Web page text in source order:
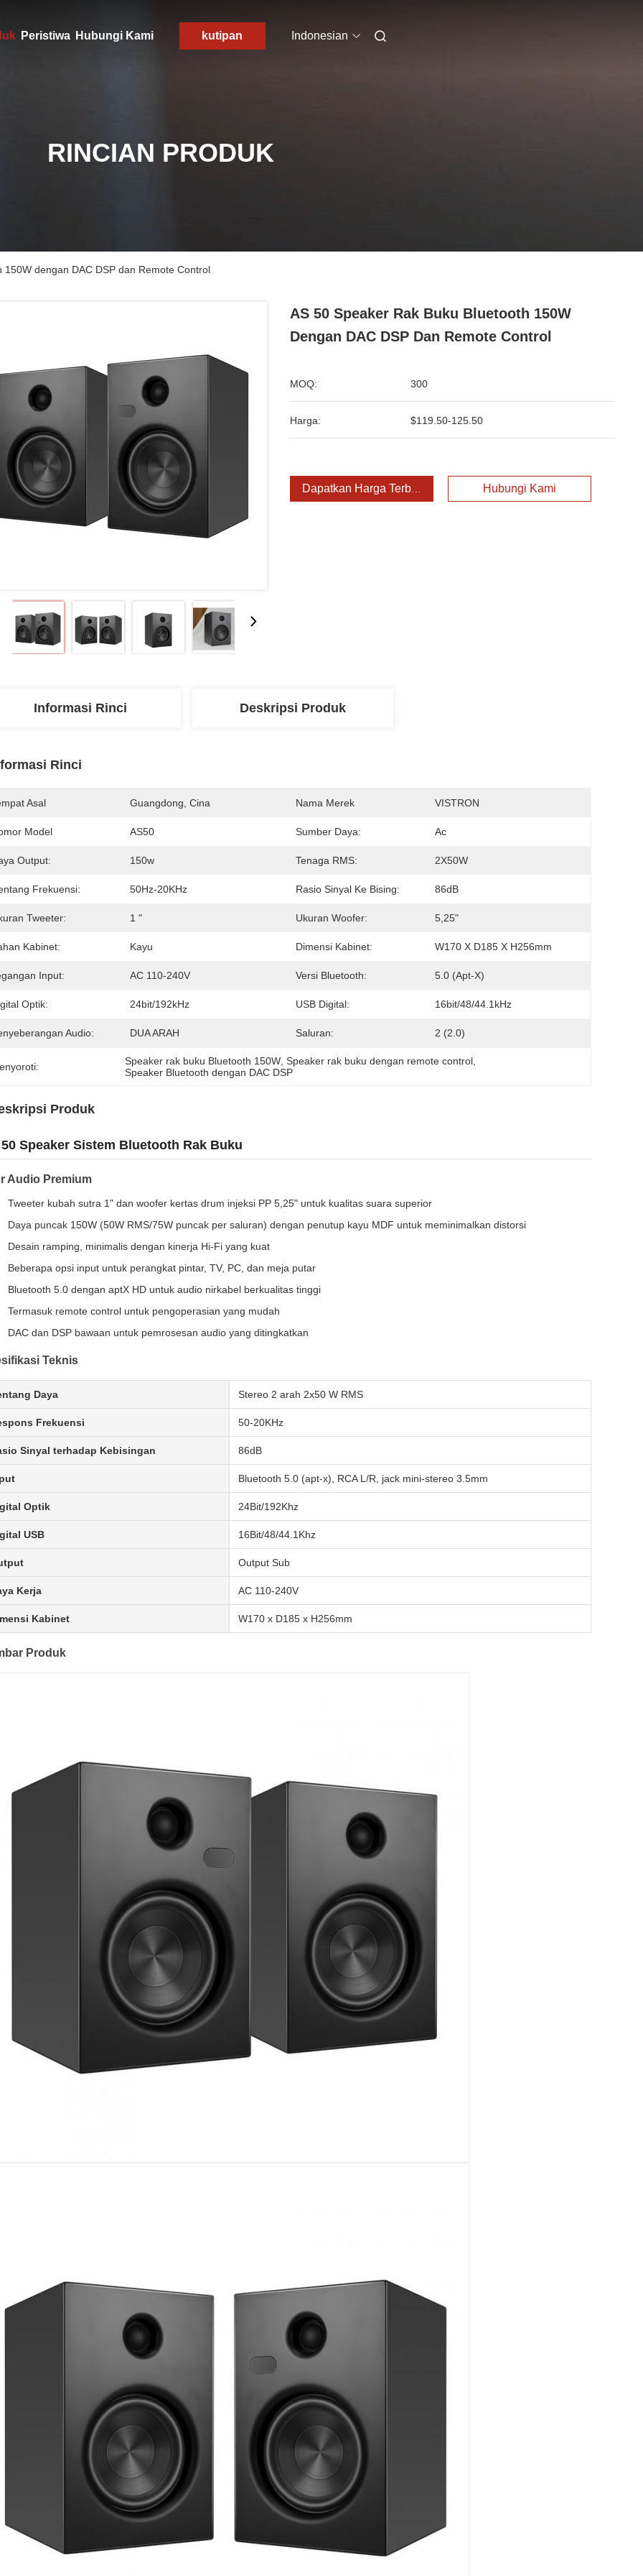
Peristiwa Hubungi Kami kutipan Indonesian
RINCIAN PRODUK
dengan DAC DSP dan Remote Control
AS 50 Speaker Rak Buku Bluetooth 150W
Dengan DAC DSP Dan Remote Control
MOQ: 300
Harga: $119.50-125.50
Dapatkan Harga Terbaik Hubungi Kami
Informasi Rinci Deskripsi Produk
Rinci
Asal Guangdong, Cina Nama Merek VISTRON
Model AS50 Sumber Daya: Ac
Output: 150w Tenaga RMS: 2X50W
Frekuensi: 50Hz-20KHz Rasio Sinyal Ke Bising: 86dB
Tweeter: 1 " Ukuran Woofer: 5,25"
Kabinet: Kayu Dimensi Kabinet: W170 X D185 X H256mm
Input: AC 110-240V Versi Bluetooth: 5.0 (apt-X)
Optik: 24bit/192kHz USB Digital: 16bit/48/44.1kHz
Audio: DUA ARAH Saluran: 2 (2.0)
Speaker rak buku Bluetooth 150W , Speaker rak buku dengan remote control
Speaker Bluetooth dengan DAC DSP
Produk
Speaker Sistem Bluetooth Rak Buku
Audio Premium
Tweeter kubah sutra 1" dan woofer kertas drum injeksi PP 5,25" untuk kualitas suara superior
Daya puncak 150W (50W RMS/75W puncak per saluran) dengan penutup kayu MDF untuk meminimalkan distorsi
Desain ramping, minimalis dengan kinerja Hi-Fi yang kuat
Beberapa opsi input untuk perangkat pintar, TV, PC, dan meja putar
Bluetooth 5.0 dengan aptX HD untuk audio nirkabel berkualitas tinggi
Termasuk remote control untuk pengoperasian yang mudah
DAC dan DSP bawaan untuk pemrosesan audio yang ditingkatkan
Teknis
Daya Stereo 2 arah 2x50 W RMS
Frekuensi 50-20KHz
Sinyal terhadap Kebisingan 86dB
Bluetooth 5.0 (apt-x), RCA L/R, jack mini-stereo 3.5mm
Optik 24Bit/192Khz
USB 16Bit/48/44.1Khz
Output Sub
Kerja AC 110-240V
Kabinet W170 x D185 x H256mm
Produk